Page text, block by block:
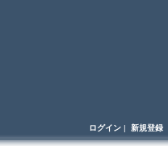
ログイン | 新規登録